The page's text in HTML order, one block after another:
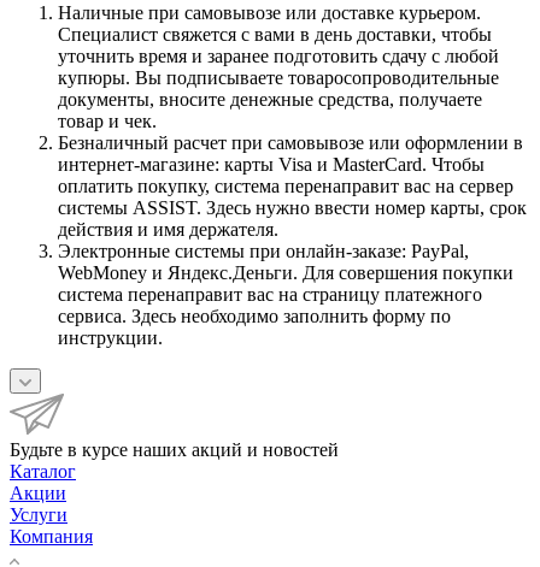
Наличные при самовывозе или доставке курьером.
Специалист свяжется с вами в день доставки, чтобы
уточнить время и заранее подготовить сдачу с любой
купюры. Вы подписываете товаросопроводительные
документы, вносите денежные средства, получаете
товар и чек.
Безналичный расчет при самовывозе или оформлении в
интернет-магазине: карты Visa и MasterCard. Чтобы
оплатить покупку, система перенаправит вас на сервер
системы ASSIST. Здесь нужно ввести номер карты, срок
действия и имя держателя.
Электронные системы при онлайн-заказе: PayPal,
WebMoney и Яндекс.Деньги. Для совершения покупки
система перенаправит вас на страницу платежного
сервиса. Здесь необходимо заполнить форму по
инструкции.
Будьте в курсе наших акций и новостей
Каталог
Акции
Услуги
Компания